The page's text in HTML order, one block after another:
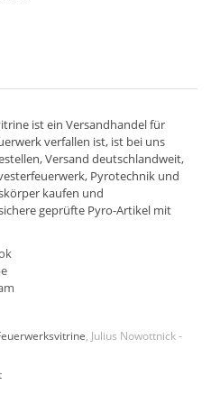
ist ein Versandhandelfür
verfallen ist, ist bei uns
Versand deutschlandweit,
, Pyrotechnik und
kaufen und
geprüfte Pyro-Artikel mit
, Julius Nowottnick -